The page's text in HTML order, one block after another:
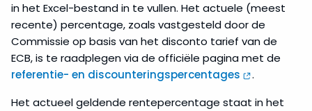
in het Excel-bestand in te vullen. Het actuele (meest
recente) percentage, zoals vastgesteld door de
Commissie op basis van het disconto tarief van de
ECB, is te raadplegen via de officiële pagina met de
referentie- en discounteringspercentages
.
Het actueel geldende rentepercentage staat in het